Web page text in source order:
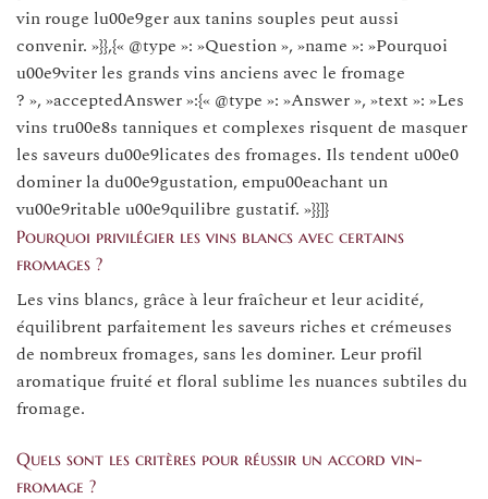
vin rouge lu00e9ger aux tanins souples peut aussi
convenir. »}},{« @type »: »Question », »name »: »Pourquoi
u00e9viter les grands vins anciens avec le fromage
? », »acceptedAnswer »:{« @type »: »Answer », »text »: »Les
vins tru00e8s tanniques et complexes risquent de masquer
les saveurs du00e9licates des fromages. Ils tendent u00e0
dominer la du00e9gustation, empu00eachant un
vu00e9ritable u00e9quilibre gustatif. »}}]}
Pourquoi privilégier les vins blancs avec certains
fromages ?
Les vins blancs, grâce à leur fraîcheur et leur acidité,
équilibrent parfaitement les saveurs riches et crémeuses
de nombreux fromages, sans les dominer. Leur profil
aromatique fruité et floral sublime les nuances subtiles du
fromage.
Quels sont les critères pour réussir un accord vin-
fromage ?